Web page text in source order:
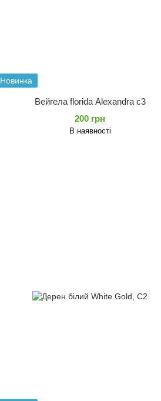
Новинка
Вейгела florida Alexandra c3
200 грн
В наявності